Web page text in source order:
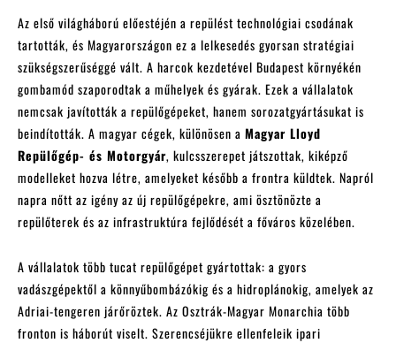
Az első világháború előestéjén a repülést technológiai csodának
tartották, és Magyarországon ez a lelkesedés gyorsan stratégiai
szükségszerűséggé vált. A harcok kezdetével Budapest környékén
gombamód szaporodtak a műhelyek és gyárak. Ezek a vállalatok
nemcsak javították a repülőgépeket, hanem sorozatgyártásukat is
beindították. A magyar cégek, különösen a Magyar Lloyd
Repülőgép- és Motorgyár, kulcsszerepet játszottak, kiképző
modelleket hozva létre, amelyeket később a frontra küldtek. Napról
napra nőtt az igény az új repülőgépekre, ami ösztönözte a
repülőterek és az infrastruktúra fejlődését a főváros közelében.
A vállalatok több tucat repülőgépet gyártottak: a gyors
vadászgépektől a könnyűbombázókig és a hidroplánokig, amelyek az
Adriai-tengeren járőröztek. Az Osztrák-Magyar Monarchia több
fronton is háborút viselt. Szerencséjükre ellenfeleik ipari